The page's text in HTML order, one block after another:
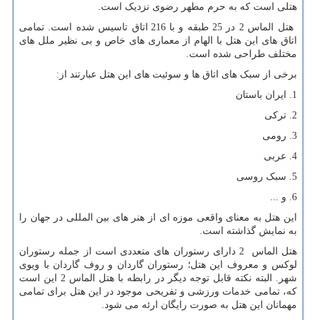
هتلی است که به حرم مطهر رضوی نزدیک است.
هتل الماس 2 در 25 طبقه و با 216 اتاق تاسیس شده است. تمامی
اتاق های این هتل با الهام از معماری های خاص و بی نظیر ملل های
مختلف طراحی شده است.
برخی از سبک های اتاق ها و سوئیت های این هتل عبارتند از:
1. ایران باستان
2. ترکی
3. رومی
4. عربی
5. سبک روسی
6. و ...
این هتل به معنای واقعی موزه ای از هنر های بین المللی در جهان را
به نمایش گذاشته است.
هتل الماس 2 دارای رستوران های متعددی است از جمله رستوران
لوکس و معروف این هتل؛ رستوران گاردان و روف گاردان با ویوی
شهر. البته نکته قابل توجه دیگر در رابطه با هتل الماس 2 این است
که، تمامی خدمات ورزشی و تفریحی موجود در این هتل برای تمامی
مهمانان این هتل به صورت رایگان ارئه می شود.